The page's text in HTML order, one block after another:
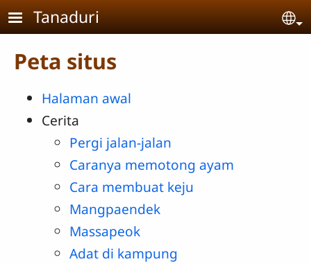
Skip to main content
Tanaduri
Peta situs
Halaman awal
Cerita
Pergi jalan-jalan
Caranya memotong ayam
Cara membuat keju
Mangpaendek
Massapeok
Adat di kampung